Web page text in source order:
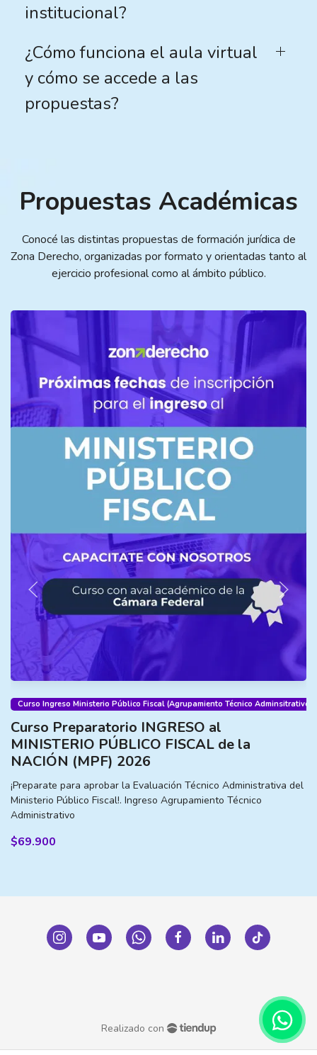
institucional?
¿Cómo funciona el aula virtual
y cómo se accede a las
propuestas?
Propuestas Académicas
Conocé las distintas propuestas de formación jurídica de
Zona Derecho, organizadas por formato y orientadas tanto al
ejercicio profesional como al ámbito público.
Curso Ingreso Ministerio Público Fiscal (Agrupamiento Técnico Adminsitrativo)
Curso Preparatorio INGRESO al
MINISTERIO PÚBLICO FISCAL de la
NACIÓN (MPF) 2026
¡Preparate para aprobar la Evaluación Técnico Administrativa del
Ministerio Público Fiscal!. Ingreso Agrupamiento Técnico
Administrativo
$69.900
Realizado con